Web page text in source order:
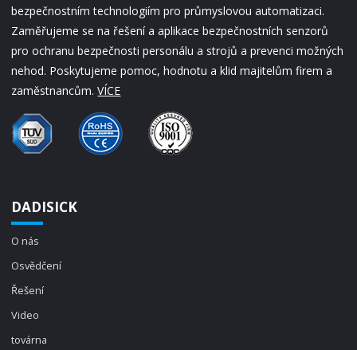
bezpečnostním technologiím pro průmyslovou automatizaci.
Zaměřujeme se na řešení a aplikace bezpečnostních senzorů
pro ochranu bezpečnosti personálu a strojů a prevenci možných
nehod. Poskytujeme pomoc, hodnotu a klid majitelům firem a
zaměstnancům.VÍCE
DADISICK
O nás
Osvědčení
Řešení
Video
továrna